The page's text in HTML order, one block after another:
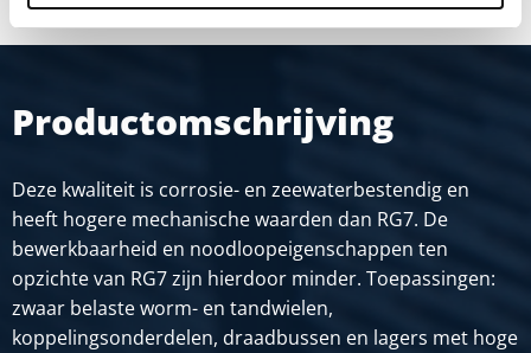
Productomschrijving
Deze kwaliteit is corrosie- en zeewaterbestendig en
heeft hogere mechanische waarden dan RG7. De
bewerkbaarheid en noodloopeigenschappen ten
opzichte van RG7 zijn hierdoor minder. Toepassingen:
zwaar belaste worm- en tandwielen,
koppelingsonderdelen, draadbussen en lagers met hoge